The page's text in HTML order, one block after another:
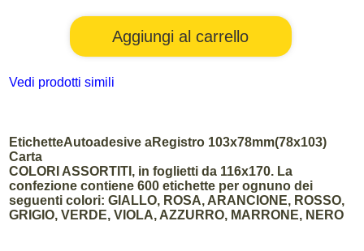
Vedi prodotti simili
EtichetteAutoadesive aRegistro 103x78mm(78x103)
Carta
COLORI ASSORTITI, in foglietti da 116x170. La
confezione contiene 600 etichette per ognuno dei
seguenti colori: GIALLO, ROSA, ARANCIONE, ROSSO,
GRIGIO, VERDE, VIOLA, AZZURRO, MARRONE, NERO